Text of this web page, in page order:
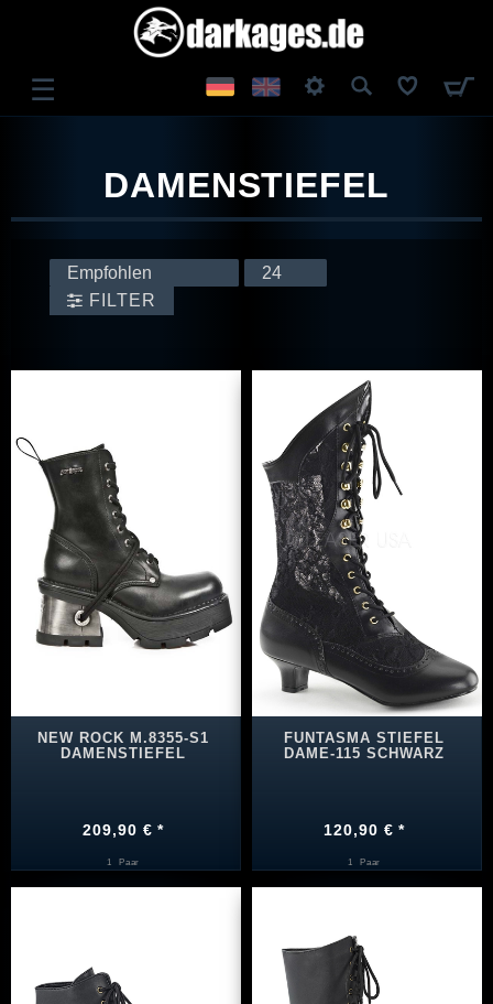
☰
REGISTRIEREN
DAMENSTIEFEL
FILTER
NEW ROCK M.8355-S1
DAMENSTIEFEL
209,90 € *
1 Paar
FUNTASMA STIEFEL
DAME-115 SCHWARZ
120,90 € *
1 Paar